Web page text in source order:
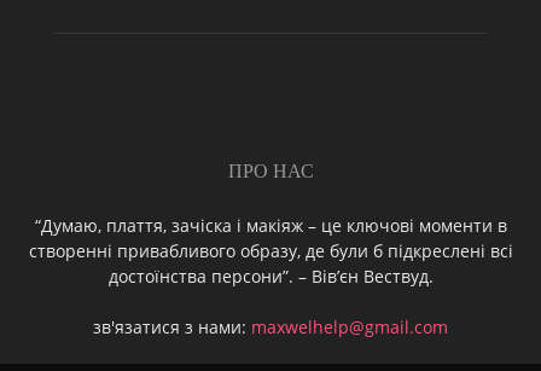
ПРО НАС
“Думаю, плаття, зачіска і макіяж – це ключові моменти в
створенні привабливого образу, де були б підкреслені всі
достоїнства персони”. – Вів’єн Вествуд.
зв'язатися з нами: maxwelhelp@gmail.com